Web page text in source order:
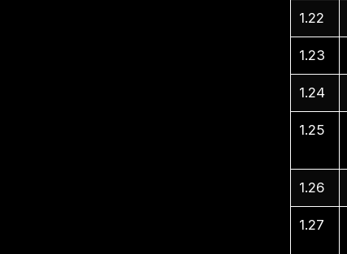
1.22
1.23
1.24
1.25
1.26
1.27